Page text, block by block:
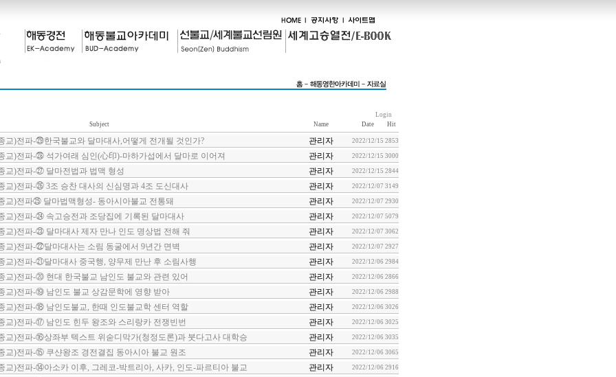
Login
Subject
Name Date Hit
교)전파-㉙한국불교와 달마대사,어떻게 전개될 것인가? 관리자 2022/12/15 2853
교)전파-㉘ 석가여래 심인(心印)-마하가섭에서 달마로 이어져 관리자 2022/12/15 3000
교)전파-㉗ 달마전법과 법맥 형성 관리자 2022/12/15 2844
교)전파-㉖ 3조 승찬 대사의 신심명과 4조 도신대사 관리자 2022/12/07 3149
교)전파㉕ 달마법맥형성- 동아시아불교 전통돼 관리자 2022/12/07 2930
교)전파-㉔ 속고승전과 조당집에 기록된 달마대사 관리자 2022/12/07 5079
교)전파-㉓ 달마대사 제자 만나 인도 명상법 전해 줘 관리자 2022/12/07 3062
교)전파-㉒달마대사는 소림 동굴에서 9년간 면벽 관리자 2022/12/07 2927
교)전파-㉑달마대사 중국행, 양무제 만난 후 소림사행 관리자 2022/12/06 2984
교)전파-⑳ 현대 한국불교 남인도 불교와 관련 있어 관리자 2022/12/06 2866
교)전파-⑲ 남인도 불교 상감문학에 영향 받아 관리자 2022/12/06 2988
교)전파-⑱ 남인도불교, 한때 인도불교학 센터 역할 관리자 2022/12/06 3026
교)전파-⑰ 남인도 힌두 왕조와 스리랑카 전쟁빈번 관리자 2022/12/06 3025
교)전파-⑯상좌부 텍스트 위숟디막가(청정도론)과 붓다고사 대학승 관리자 2022/12/06 3035
교)전파-⑮ 쿠샨왕조 경전결집 동아시아 불교 원조 관리자 2022/12/06 3065
교)전파-⑭아소카 이후, 그레코-박트리아, 사카, 인도-파르티아 불교 관리자 2022/12/06 2916